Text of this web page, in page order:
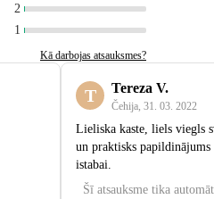
2
1
Kā darbojas atsauksmes?
T Tereza V.
Čehija 31. 03. 2022
Lieliska kaste, liels viegls
un praktisks papildinājums
istabai.
Šī atsauksme tika